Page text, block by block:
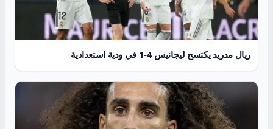
ريال مدريد يكتسح ليجانيس 4-1 في ودية استعدادية